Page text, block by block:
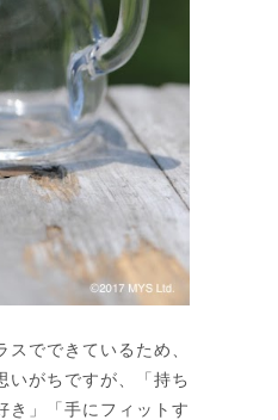
スでできているため、
いがちですが、「持ち
き」「手にフィットす